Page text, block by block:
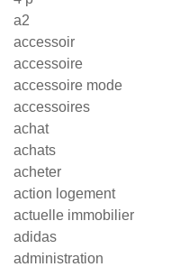
a2
accessoir
accessoire
accessoire mode
accessoires
achat
achats
acheter
action logement
actuelle immobilier
adidas
administration